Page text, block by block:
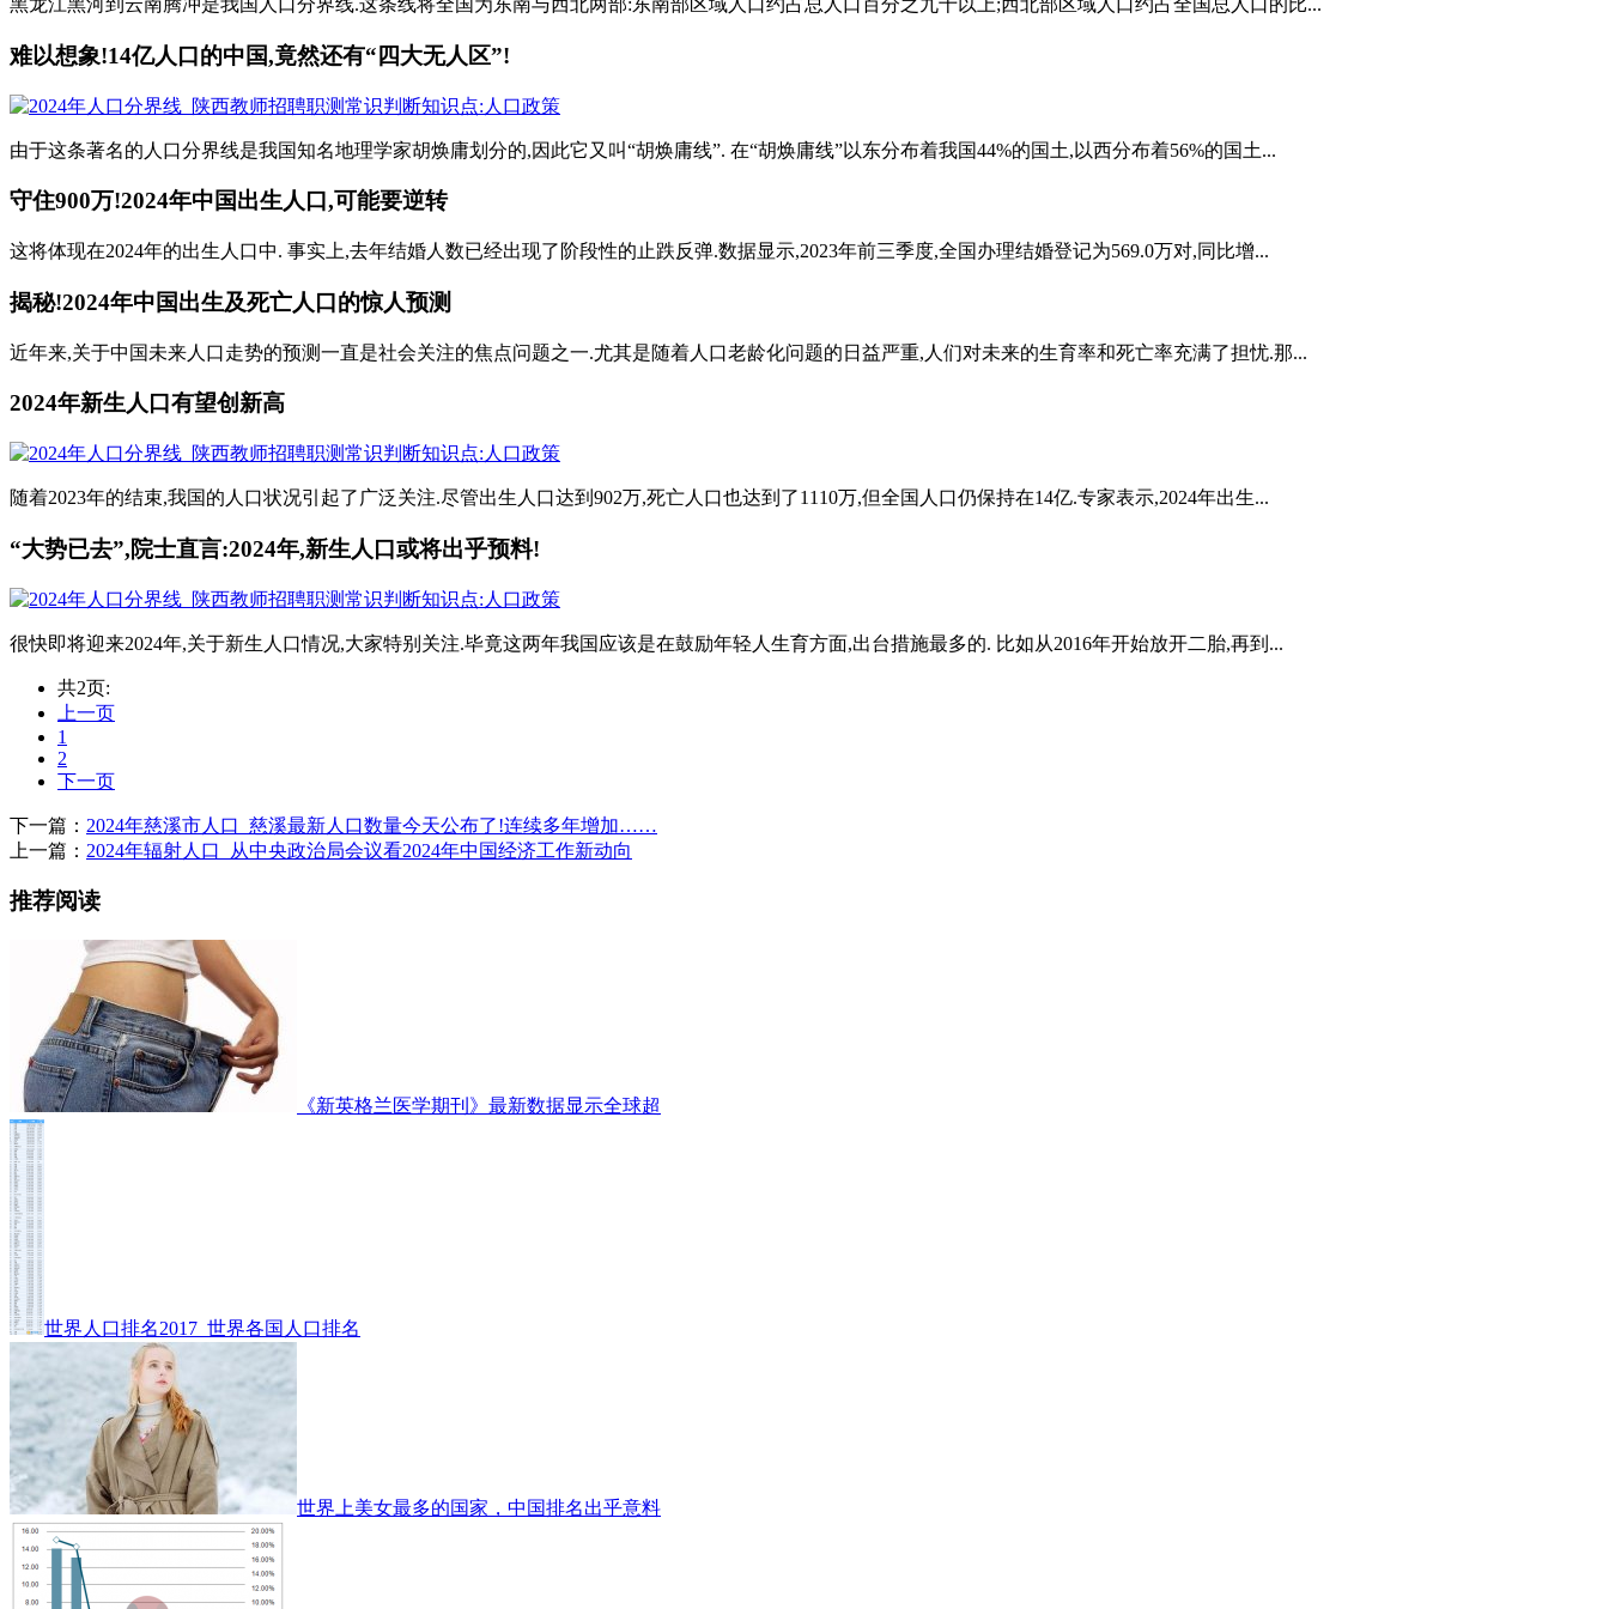
黑龙江黑河到云南腾冲是我国人口分界线.这条线将全国为东南与西北两部:东南部区域人口约占总人口百分之九十以上;西北部区域人口约占全国总人口的比...
难以想象!14亿人口的中国,竟然还有“四大无人区”!
由于这条著名的人口分界线是我国知名地理学家胡焕庸划分的,因此它又叫“胡焕庸线”. 在“胡焕庸线”以东分布着我国44%的国土,以西分布着56%的国土...
守住900万!2024年中国出生人口,可能要逆转
这将体现在2024年的出生人口中. 事实上,去年结婚人数已经出现了阶段性的止跌反弹.数据显示,2023年前三季度,全国办理结婚登记为569.0万对,同比增...
揭秘!2024年中国出生及死亡人口的惊人预测
近年来,关于中国未来人口走势的预测一直是社会关注的焦点问题之一.尤其是随着人口老龄化问题的日益严重,人们对未来的生育率和死亡率充满了担忧.那...
2024年新生人口有望创新高
随着2023年的结束,我国的人口状况引起了广泛关注.尽管出生人口达到902万,死亡人口也达到了1110万,但全国人口仍保持在14亿.专家表示,2024年出生...
“大势已去”,院士直言:2024年,新生人口或将出乎预料!
很快即将迎来2024年,关于新生人口情况,大家特别关注.毕竟这两年我国应该是在鼓励年轻人生育方面,出台措施最多的. 比如从2016年开始放开二胎,再到...
共2页:
上一页
1
2
下一页
下一篇： 2024年慈溪市人口_慈溪最新人口数量今天公布了!连续多年增加……
上一篇： 2024年辐射人口_从中央政治局会议看2024年中国经济工作新动向
推荐阅读
《新英格兰医学期刊》最新数据显示全球超
世界人口排名2017_世界各国人口排名
世界上美女最多的国家，中国排名出乎意料